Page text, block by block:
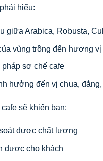
hiểu:
giữa Arabica, Robusta,
vùng trồng đến hương vị
sơ chế cafe
hưởng đến vị chua,
sẽ khiến bạn:
được chất lượng
được cho khách